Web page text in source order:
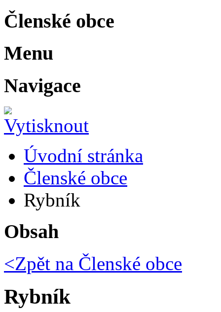
Členské obce
Menu
Navigace
Úvodní stránka
Členské obce
Rybník
Obsah
<Zpět na Členské obce
Rybník